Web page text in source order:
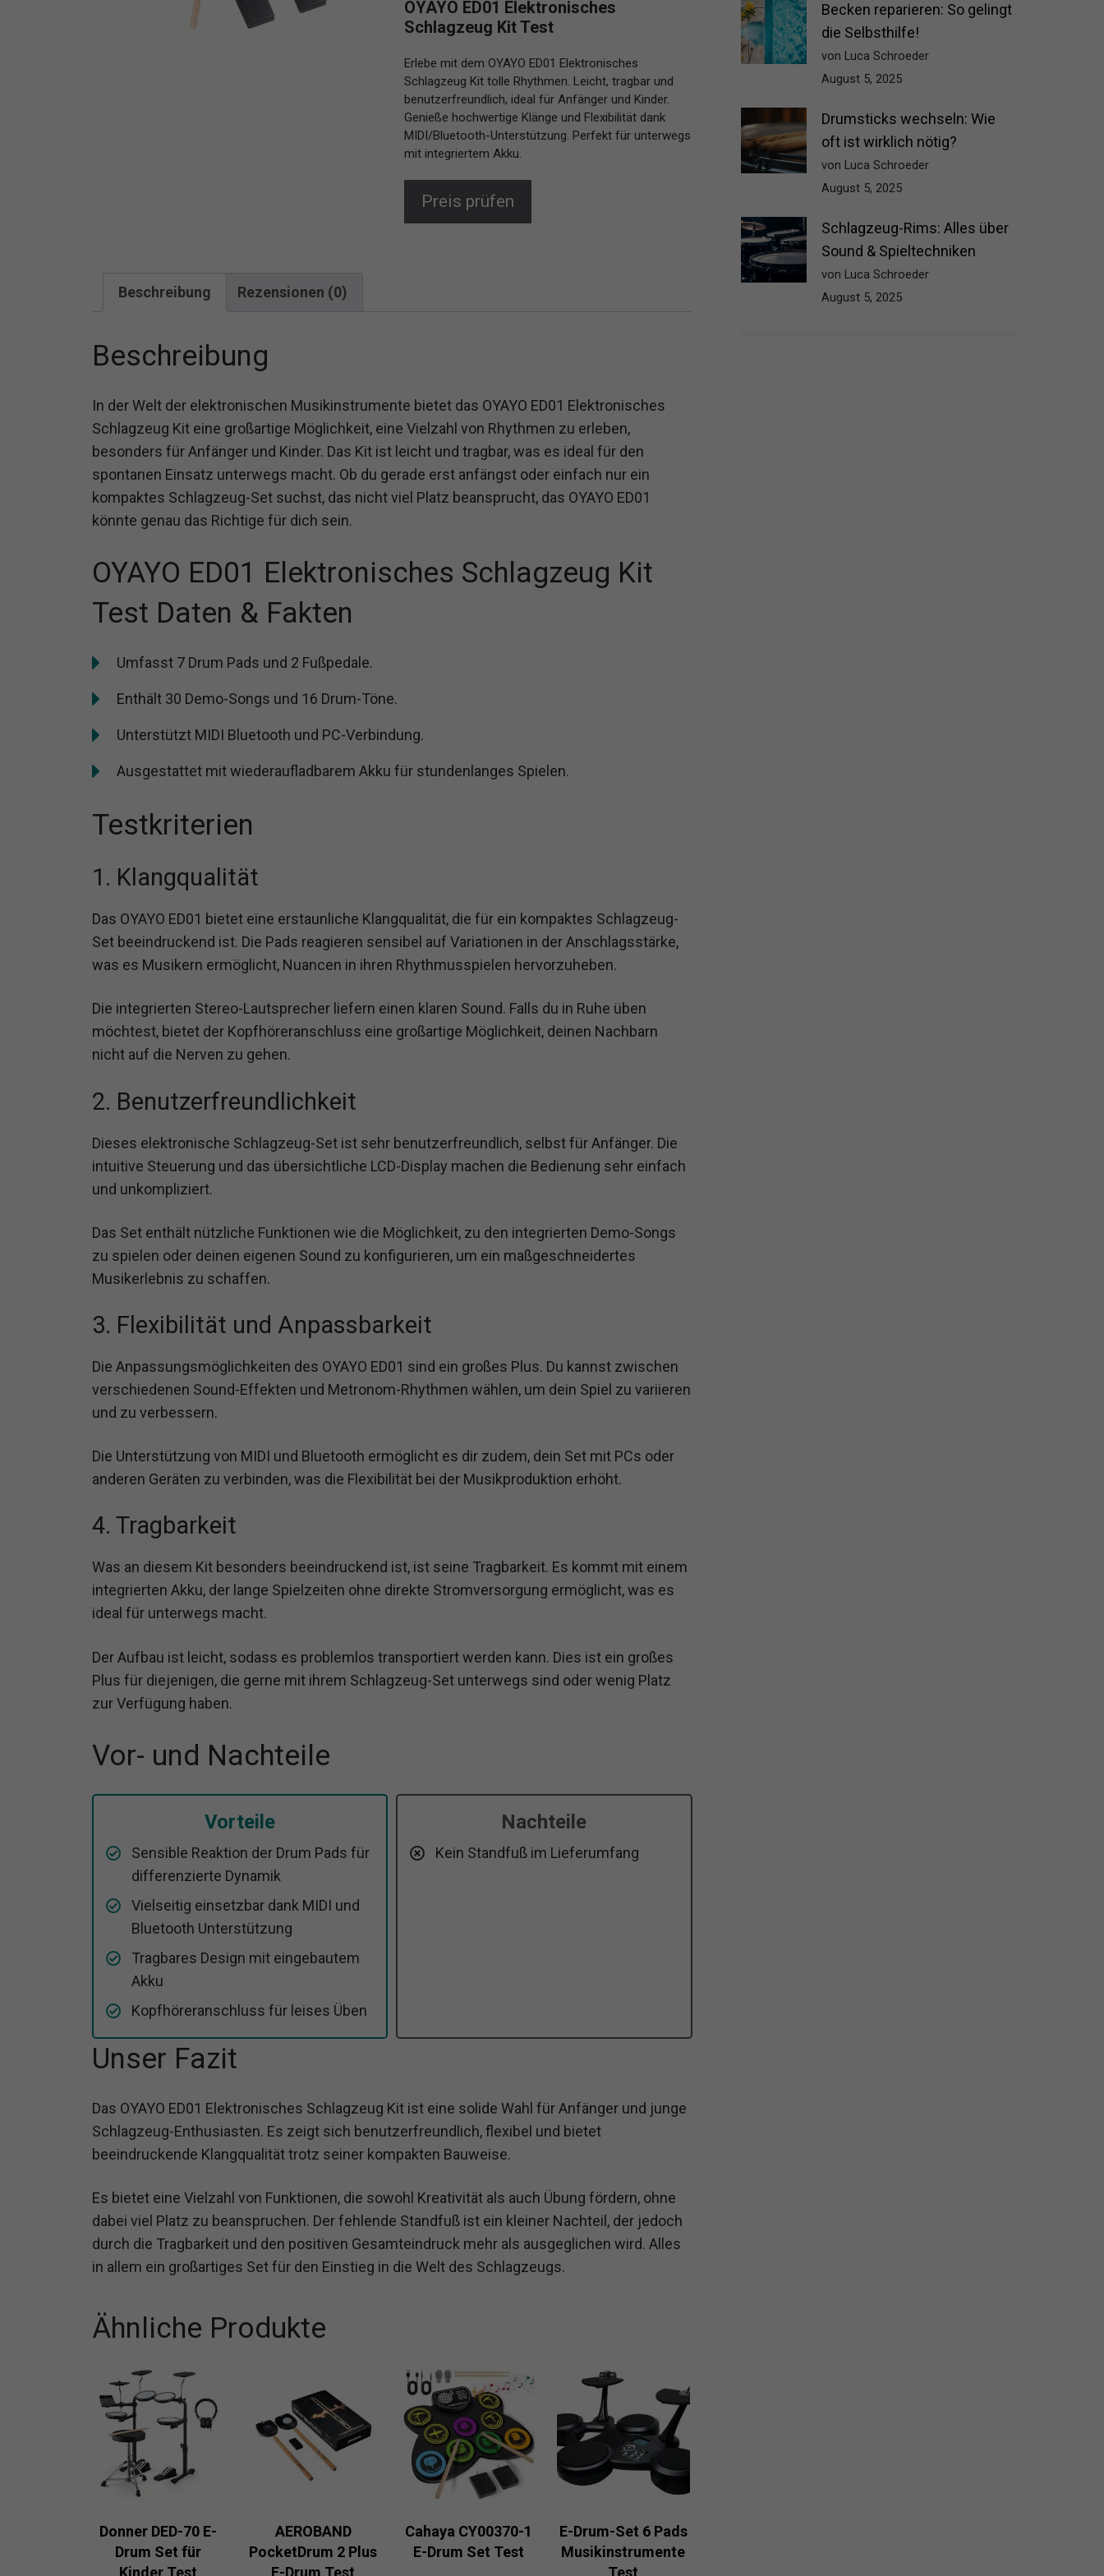
OYAYO ED01 Elektronisches
Schlagzeug Kit Test
Erlebe mit dem OYAYO ED01 Elektronisches
Schlagzeug Kit tolle Rhythmen. Leicht, tragbar und
benutzerfreundlich, ideal für Anfänger und Kinder.
Genieße hochwertige Klänge und Flexibilität dank
MIDI/Bluetooth-Unterstützung. Perfekt für unterwegs
mit integriertem Akku.
Preis prüfen
Beschreibung Rezensionen (0)
Beschreibung
In der Welt der elektronischen Musikinstrumente bietet das OYAYO ED01 Elektronisches
Schlagzeug Kit eine großartige Möglichkeit, eine Vielzahl von Rhythmen zu erleben,
besonders für Anfänger und Kinder. Das Kit ist leicht und tragbar, was es ideal für den
spontanen Einsatz unterwegs macht. Ob du gerade erst anfängst oder einfach nur ein
kompaktes Schlagzeug-Set suchst, das nicht viel Platz beansprucht, das OYAYO ED01
könnte genau das Richtige für dich sein.
OYAYO ED01 Elektronisches Schlagzeug Kit
Test Daten & Fakten
Umfasst 7 Drum Pads und 2 Fußpedale.
Enthält 30 Demo-Songs und 16 Drum-Töne.
Unterstützt MIDI Bluetooth und PC-Verbindung.
Ausgestattet mit wiederaufladbarem Akku für stundenlanges Spielen.
Testkriterien
1. Klangqualität
Das OYAYO ED01 bietet eine erstaunliche Klangqualität, die für ein kompaktes Schlagzeug-
Set beeindruckend ist. Die Pads reagieren sensibel auf Variationen in der Anschlagsstärke,
was es Musikern ermöglicht, Nuancen in ihren Rhythmusspielen hervorzuheben.
Die integrierten Stereo-Lautsprecher liefern einen klaren Sound. Falls du in Ruhe üben
möchtest, bietet der Kopfhöreranschluss eine großartige Möglichkeit, deinen Nachbarn
nicht auf die Nerven zu gehen.
2. Benutzerfreundlichkeit
Dieses elektronische Schlagzeug-Set ist sehr benutzerfreundlich, selbst für Anfänger. Die
intuitive Steuerung und das übersichtliche LCD-Display machen die Bedienung sehr einfach
und unkompliziert.
Das Set enthält nützliche Funktionen wie die Möglichkeit, zu den integrierten Demo-Songs
zu spielen oder deinen eigenen Sound zu konfigurieren, um ein maßgeschneidertes
Musikerlebnis zu schaffen.
3. Flexibilität und Anpassbarkeit
Die Anpassungsmöglichkeiten des OYAYO ED01 sind ein großes Plus. Du kannst zwischen
verschiedenen Sound-Effekten und Metronom-Rhythmen wählen, um dein Spiel zu variieren
und zu verbessern.
Die Unterstützung von MIDI und Bluetooth ermöglicht es dir zudem, dein Set mit PCs oder
anderen Geräten zu verbinden, was die Flexibilität bei der Musikproduktion erhöht.
4. Tragbarkeit
Was an diesem Kit besonders beeindruckend ist, ist seine Tragbarkeit. Es kommt mit einem
integrierten Akku, der lange Spielzeiten ohne direkte Stromversorgung ermöglicht, was es
ideal für unterwegs macht.
Der Aufbau ist leicht, sodass es problemlos transportiert werden kann. Dies ist ein großes
Plus für diejenigen, die gerne mit ihrem Schlagzeug-Set unterwegs sind oder wenig Platz
zur Verfügung haben.
Vor- und Nachteile
Vorteile
Sensible Reaktion der Drum Pads für
differenzierte Dynamik
Vielseitig einsetzbar dank MIDI und
Bluetooth Unterstützung
Tragbares Design mit eingebautem
Akku
Kopfhöreranschluss für leises Üben
Nachteile
Kein Standfuß im Lieferumfang
Unser Fazit
Das OYAYO ED01 Elektronisches Schlagzeug Kit ist eine solide Wahl für Anfänger und junge
Schlagzeug-Enthusiasten. Es zeigt sich benutzerfreundlich, flexibel und bietet
beeindruckende Klangqualität trotz seiner kompakten Bauweise.
Es bietet eine Vielzahl von Funktionen, die sowohl Kreativität als auch Übung fördern, ohne
dabei viel Platz zu beanspruchen. Der fehlende Standfuß ist ein kleiner Nachteil, der jedoch
durch die Tragbarkeit und den positiven Gesamteindruck mehr als ausgeglichen wird. Alles
in allem ein großartiges Set für den Einstieg in die Welt des Schlagzeugs.
Ähnliche Produkte
Donner DED-70 E-
Drum Set für
Kinder Test
AEROBAND
PocketDrum 2 Plus
E-Drum Test
Cahaya CY00370-1
E-Drum Set Test
E-Drum-Set 6 Pads
Musikinstrumente
Test
Becken reparieren: So gelingt
die Selbsthilfe!
von Luca Schroeder
August 5, 2025
Drumsticks wechseln: Wie
oft ist wirklich nötig?
von Luca Schroeder
August 5, 2025
Schlagzeug-Rims: Alles über
Sound & Spieltechniken
von Luca Schroeder
August 5, 2025